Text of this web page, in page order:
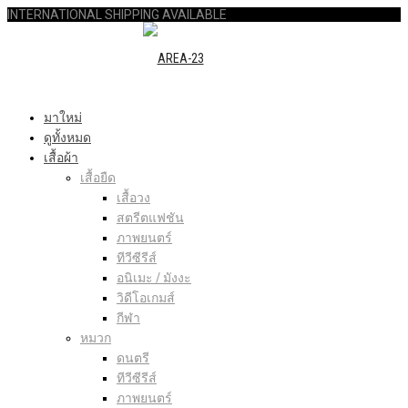
INTERNATIONAL SHIPPING AVAILABLE
มาใหม่
ดูทั้งหมด
เสื้อผ้า
เสื้อยืด
เสื้อวง
สตรีตแฟชัน
ภาพยนตร์
ทีวีซีรีส์
อนิเมะ / มังงะ
วิดีโอเกมส์
กีฬา
หมวก
ดนตรี
ทีวีซีรีส์
ภาพยนตร์